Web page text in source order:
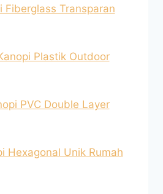
Fiberglass Transparan
Plastik Outdoor
PVC Double Layer
Hexagonal Unik Rumah